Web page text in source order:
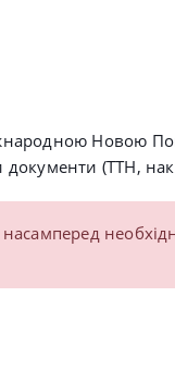
Новою
документи (ТТН,